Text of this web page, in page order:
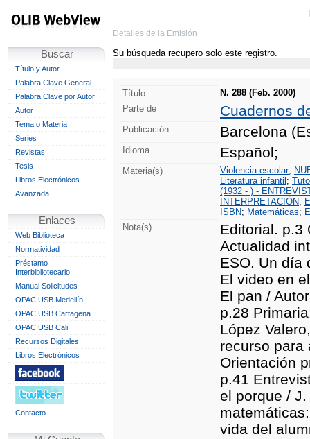
Buscar
Título y Autor
Palabra Clave General
Palabra Clave por Autor
Autor
Tema o Materia
Series
Revistas
Tesis
Libros Electrónicos
Avanzada
Enlaces
Web Biblioteca
Normatividad
Préstamo
Interbibliotecario
Manual Solicitudes
OPAC USB Medellín
OPAC USB Cartagena
OPAC USB Cali
Recursos Digitales
Libros Electrónicos
Contacto
Detalles de la Emisión
Su búsqueda recupero solo este registro.
Título
N. 288 (Feb. 2000)
Parte de
Cuadernos
Publicación Barcelona
Idioma Español;
Materia(s) Violencia escolar;
Literatura infantil ;
(1932 - ) -
INTERPRETACIÓN;
ISBN; Matemáticas;
Nota(s)
Editorial. p.3
Actualidad
ESO. Un día
El video en
El pan /
p.28
López
recurso para
Orientación
p.41
el porque /
vida del